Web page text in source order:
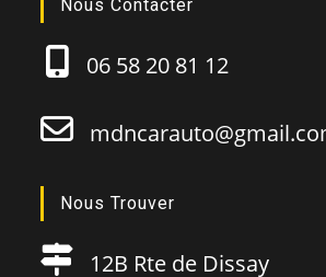
06 58 20 81 12
12B Rte de Dissay
86130 Saint-Georges-lès-